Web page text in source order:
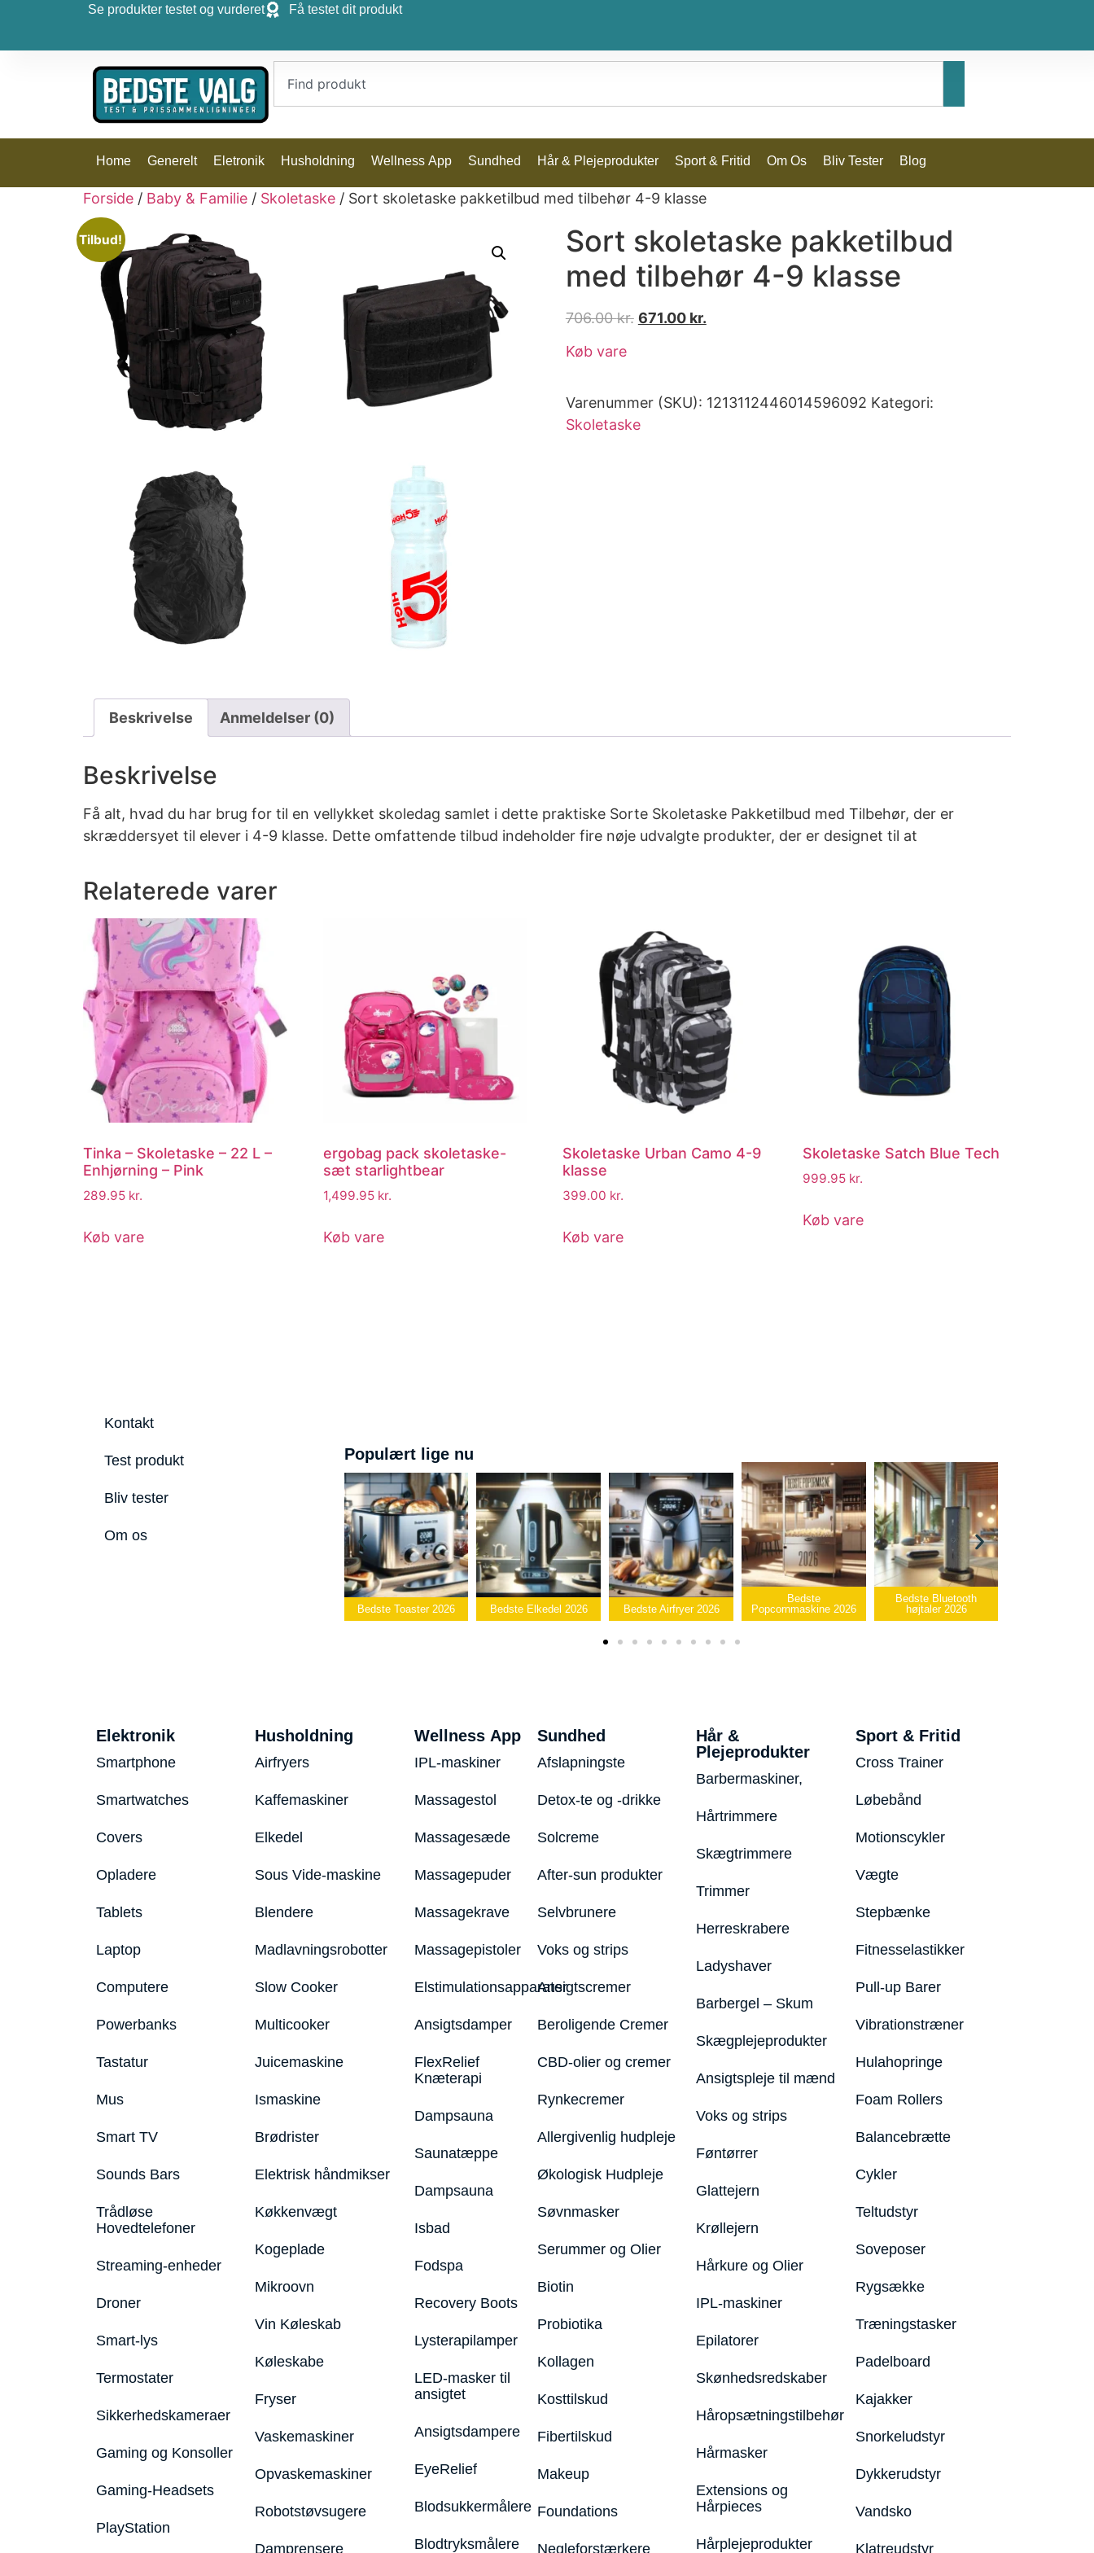
Se produkter testet og vurderet Få testet dit produkt
Home Generelt Eletronik Husholdning Wellness App Sundhed Hår & Plejeprodukter Sport & Fritid Om Os Bliv Tester Blog
Forside / Baby & Familie / Skoletaske / Sort skoletaske pakketilbud med tilbehør 4-9 klasse
Tilbud!
Sort skoletaske pakketilbud
med tilbehør 4-9 klasse
706.00kr. 671.00 kr.
Køb vare
Varenummer (SKU): 1213112446014596092 Kategori:
Skoletaske
Beskrivelse Anmeldelser (0)
Beskrivelse
Få alt, hvad du har brug for til en vellykket skoledag samlet i dette praktiske Sorte Skoletaske Pakketilbud med Tilbehør, der er
skræddersyet til elever i 4-9 klasse. Dette omfattende tilbud indeholder fire nøje udvalgte produkter, der er designet til at
Relaterede varer
Tinka – Skoletaske – 22 L –
Enhjørning – Pink
289.95 kr.
Køb vare
ergobag pack skoletaske-
sæt starlightbear
1,499.95 kr.
Køb vare
Skoletaske Urban Camo 4-9
klasse
399.00 kr.
Køb vare
Skoletaske Satch Blue Tech
999.95 kr.
Køb vare
Kontakt
Test produkt
Bliv tester
Om os
Populært lige nu
Bedste Elkedel 2026 Bedste Airfryer 2026
Bedste
Popcornmaskine 2026
Bedste Bluetooth
højtaler 2026
Bedste infrarøde
varmepude 2026
Elektronik
Smartphone
Smartwatches
Covers
Opladere
Tablets
Laptop
Computere
Powerbanks
Tastatur
Mus
Smart TV
Sounds Bars
Trådløse
Hovedtelefoner
Streaming-enheder
Droner
Smart-lys
Termostater
Sikkerhedskameraer
Gaming og Konsoller
Gaming-Headsets
PlayStation
Husholdning
Airfryers
Kaffemaskiner
Elkedel
Sous Vide-maskine
Blendere
Madlavningsrobotter
Slow Cooker
Multicooker
Juicemaskine
Ismaskine
Brødrister
Elektrisk håndmikser
Køkkenvægt
Kogeplade
Mikroovn
Vin Køleskab
Køleskabe
Fryser
Vaskemaskiner
Opvaskemaskiner
Robotstøvsugere
Damprensere
Wellness App
IPL-maskiner
Massagestol
Massagesæde
Massagepuder
Massagekrave
Massagepistoler
Elstimulationsapparater
Ansigtsdamper
FlexRelief
Knæterapi
Dampsauna
Saunatæppe
Dampsauna
Isbad
Fodspa
Recovery Boots
Lysterapilamper
LED-masker til
ansigtet
Ansigtsdampere
EyeRelief
Blodsukkermålere
Blodtryksmålere
Sundhed
Afslapningste
Detox-te og -drikke
Solcreme
After-sun produkter
Selvbrunere
Voks og strips
Ansigtscremer
Beroligende Cremer
CBD-olier og cremer
Rynkecremer
Allergivenlig hudpleje
Økologisk Hudpleje
Søvnmasker
Serummer og Olier
Biotin
Probiotika
Kollagen
Kosttilskud
Fibertilskud
Makeup
Foundations
Negleforstærkere
Hår &
Plejeprodukter
Barbermaskiner,
Hårtrimmere
Skægtrimmere
Trimmer
Herreskrabere
Ladyshaver
Barbergel – Skum
Skægplejeprodukter
Ansigtspleje til mænd
Voks og strips
Føntørrer
Glattejern
Krøllejern
Hårkure og Olier
IPL-maskiner
Epilatorer
Skønhedsredskaber
Håropsætningstilbehør
Hårmasker
Extensions og
Hårpieces
Hårplejeprodukter
Sport & Fritid
Cross Trainer
Løbebånd
Motionscykler
Vægte
Stepbænke
Fitnesselastikker
Pull-up Barer
Vibrationstræner
Hulahopringe
Foam Rollers
Balancebrætte
Cykler
Teltudstyr
Soveposer
Rygsække
Træningstasker
Padelboard
Kajakker
Snorkeludstyr
Dykkerudstyr
Vandsko
Klatreudstyr